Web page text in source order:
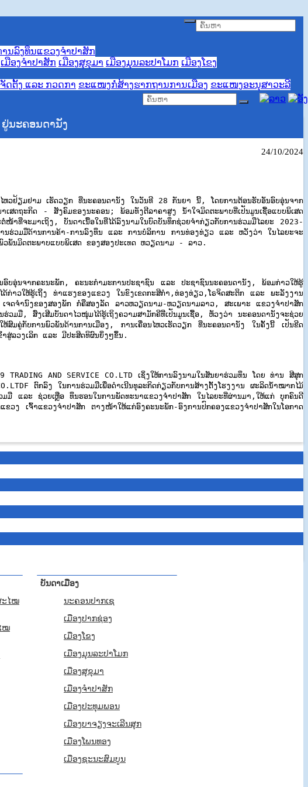
ນລົງທຶນແຂວງຈໍາປາສັກ
ເມືອງຈຳປາສັກ ເມືອງສຸຂຸມາ ເມືອງມຸນລະປາໂມກ ເມືອງໂຂງ
ດຕັ້ງ ແລະ ກວດກາ ຂະແໜງກໍ່ສ້າງຮາກຖານການເມືອງ ຂະແໜງອະນຸສາວະລີ
ນະຄອນດານັງ
24/10/2024
ຽມຢາມ ເຮັດວຽກ ທີ່ນະຄອນດານັງ ໃນວັນທີ 28 ກັນຍາ ນີ້, ໂດຍການຕ້ອນຮັບອັນອົບອຸ່ນຈາກ
ດຖະກິດ - ສັງຄົມຂອງນະຄອນ; ພ້ອມທັງຕີລາຄາສູງ ນ້ຳໃຈມິດຕະພາບທີ່ເປັນມູນເຊື້ອແບບພິເສດ
ຈະມາເຖິງ, ບັນດາເນື້ອໃນທີ່ໄດ້ລົງນາມໃນບົດບັນທຶກຊ່ວຍຈຳກ່ຽວກັບການຮ່ວມມືໄລຍະ 2023-
ນຮ່ວມມືດ້ານການຄ້າ-ການລົງທຶນ ແລະ ການບໍລິການ ການທ່ອງທ່ຽວ ແລະ ຫວັງວ່າ ໃນໄລຍະຈະ
ວພັນມິດຕະພາບແບບພິເສດ ຂອງສອງປະເທດ ຫວຽດນາມ - ລາວ.
ບອຸ່ນຈາກຄະນະພັກ, ຄະນະກໍາມະການປະຊາຊົນ ແລະ ປະຊາຊົນນະຄອນດານັງ, ພ້ອມກ່າວໃຫ້ຮູ້
າວໃຫ້ຮູ້ເຖິິງ ທ່າແຮງຂອງແຂວງ ໃນຂົງເຂດກະສິກຳ,ທ່ອງທ່ຽວ,ໂຣຈິດສະຕິກ ແລະ ພະລັງງານ
ດຈຳນົງຂອງສອງພັກ ກໍ່ຄືສອງລັດ ລາວຫວຽດນາມ-ຫວຽດນາມລາວ, ສະເພາະ ແຂວງຈໍາປາສັກ
ມມື, ສົ່ງເສີມບັນດາໄວໜຸ່ມໄດ້ຮູ້ເຖິງຄວາມສາມັກຄີທີ່ເປັນມູນເຊື້ອ, ຫັວງວ່າ ນະຄອນດານັງຈະຊ່ວຍ
ສົມຄູ່ກັບການພົວພັນດ້ານການເມືອງ, ການເຄື່ອນໄຫວເຮັດວຽກ ທີ່ນະຄອນດານັງ ໃນຄັ້ງນີ້ ເປັນຂີດ
ສູ່ລວງເລິກ ແລະ ມີປະສິດທິຜົນຍິ່ງໆຂຶ້ນ.
AND SERVICE CO.LTD ເຊິ່ງໃຫ້ການລົງນາມໃນສັນຍາຮ່ວມທຶນ ໂດຍ ທ່ານ ສີສຸກ
ຕົກລົງ ໃນການຮ່ວມມືເພື່ອດໍາເນີນທຸລະກິດກ່ຽວກັບການສ້າງຕັ້ງໂຮງງານ ຜະລິດນ້ຳໝາກໄມ້
ມື ແລະ ຊ່ວຍເຫຼືອ ທຶນຮອນໃນການພັດທະນາແຂວງຈໍາປາສັກ ໃນໄລຍະທີ່ຜ່ານມາ,ໃຫ້ແກ່ ບຸກຄົນດີ
ງ ເຈົ້າແຂວງຈໍາປາສັກ ຕາງໜ້າໃຫ້ແກ່ອົງຄະນະພັກ-ອົງການປົກຄອງແຂວງຈໍາປາສັກໃນໂອກາດ
ະໄໝ
ໝ
ບັນດາເມືອງ
ນະຄອນປາກເຊ
ເມືອງປາກຊ່ອງ
ເມືອງໂຂງ
ເມືອງມຸນລະປາໂມກ
ເມືອງສຸຂຸມາ
ເມືອງຈຳປາສັກ
ເມືອງປະທຸມພອນ
ເມືອງບາຈຽງຈະເລີນສຸກ
ເມືອງໂພນທອງ
ເມືອງຊະນະສົມບູນ